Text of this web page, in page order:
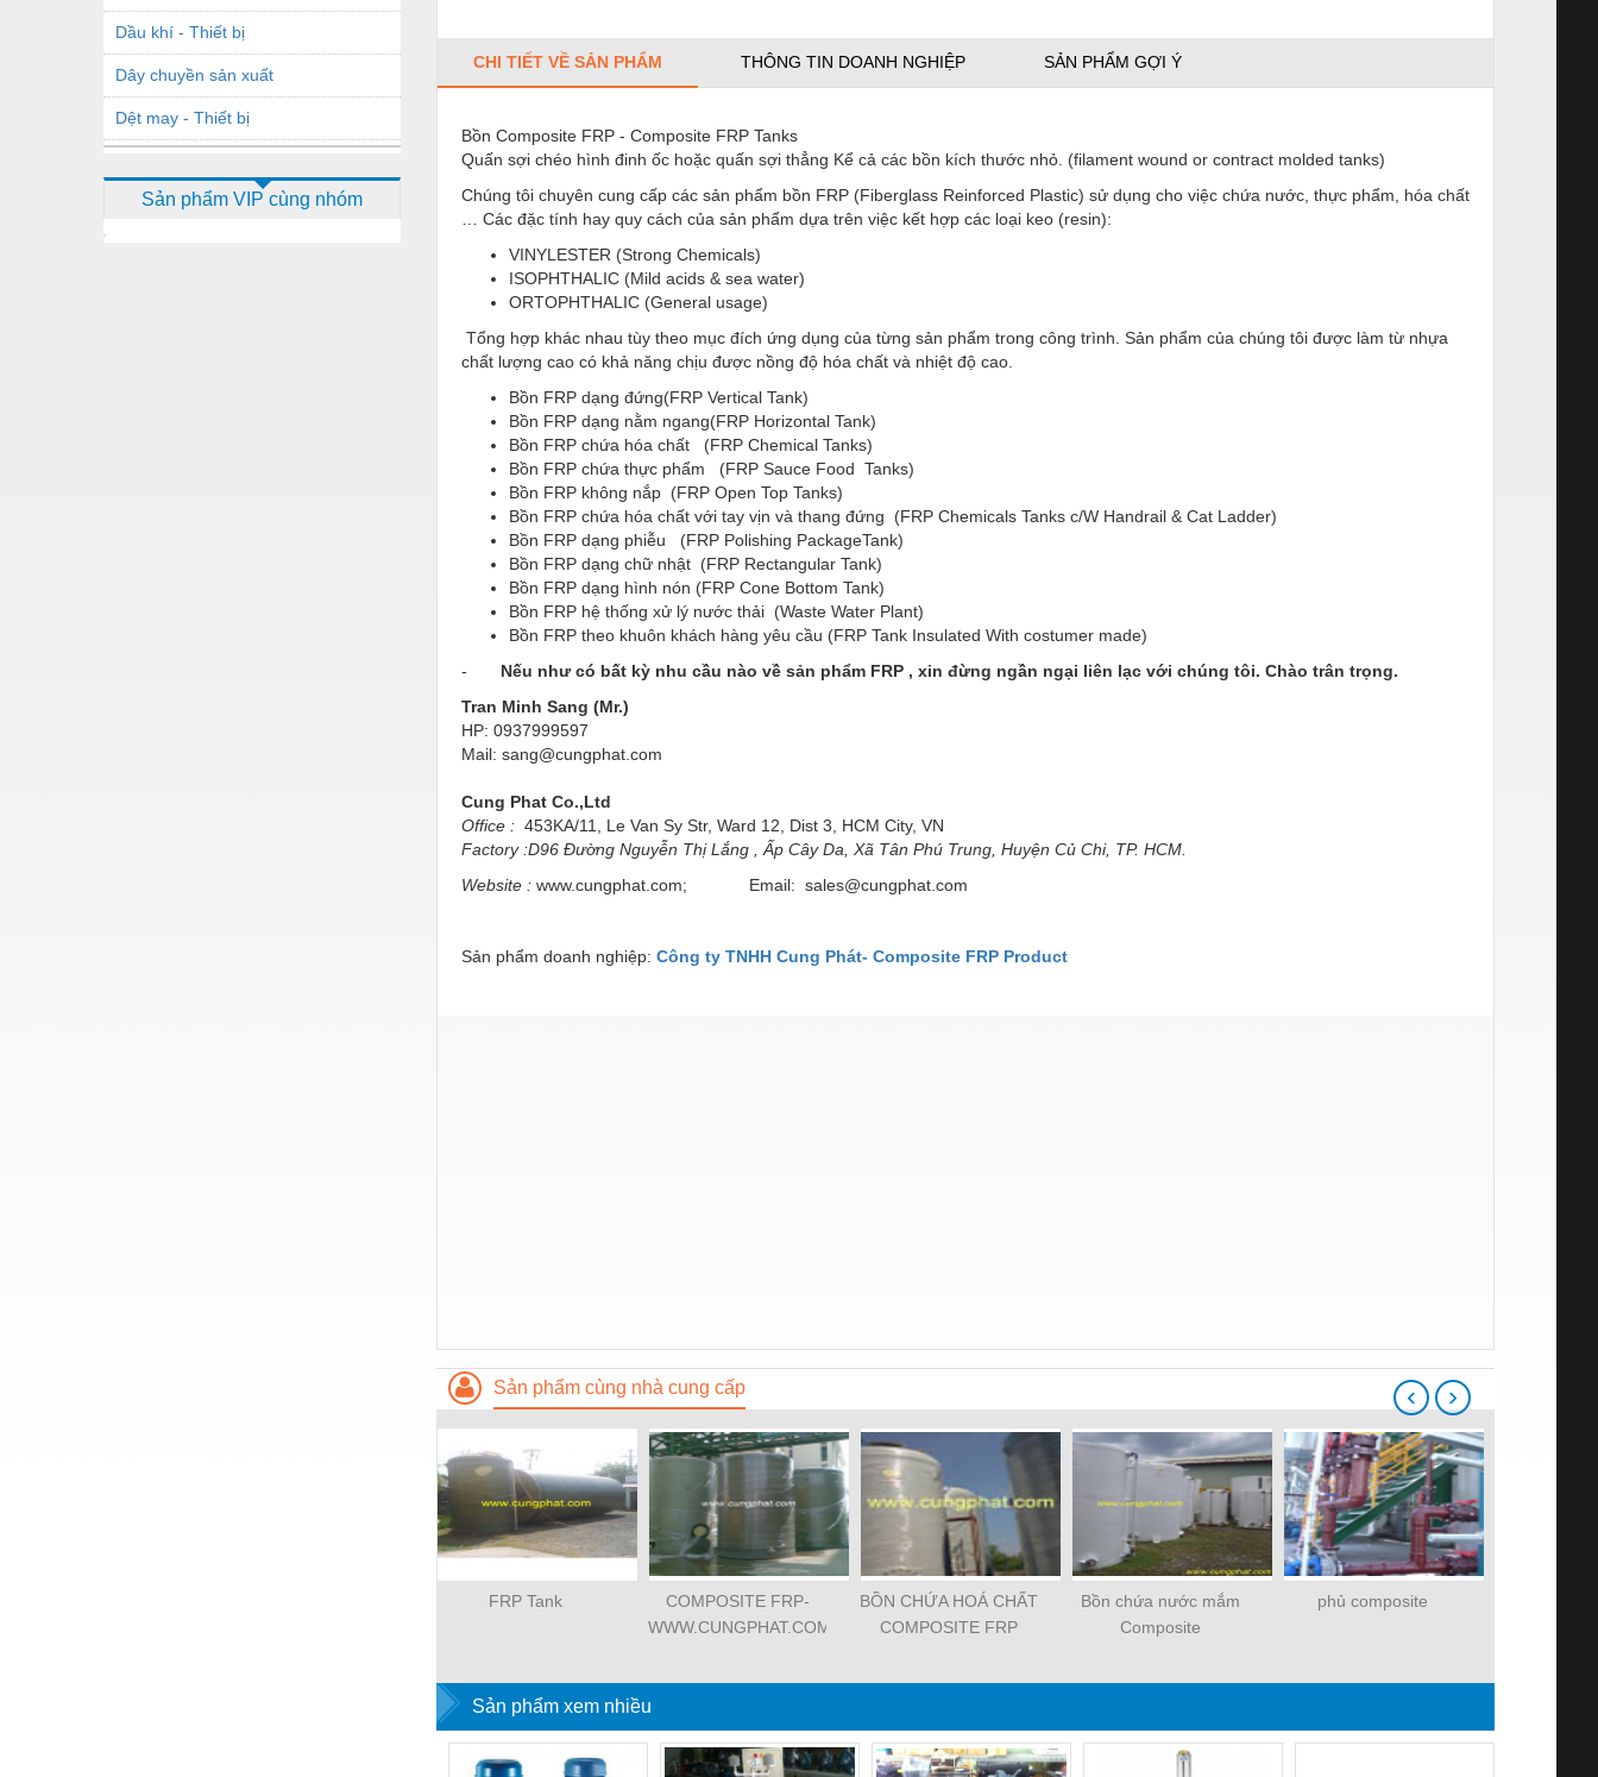
Dầu khí - Thiết bị
Dây chuyền sản xuất
Dệt may - Thiết bị
Dịch vụ - Thi công
Sản phẩm VIP cùng nhóm
CHI TIẾT VỀ SẢN PHẨM THÔNG TIN DOANH NGHIỆP SẢN PHẨM GỢI Ý
Bồn Composite FRP - Composite FRP Tanks
Quấn sợi chéo hình đinh ốc hoặc quấn sợi thẳng Kể cả các bồn kích thước nhỏ. (filament wound or contract molded tanks)
Chúng tôi chuyên cung cấp các sản phẩm bồn FRP (Fiberglass Reinforced Plastic) sử dụng cho việc chứa nước, thực phẩm, hóa chất
… Các đặc tính hay quy cách của sản phẩm dựa trên việc kết hợp các loại keo (resin):
VINYLESTER (Strong Chemicals)
ISOPHTHALIC (Mild acids & sea water)
ORTOPHTHALIC (General usage)
Tổng hợp khác nhau tùy theo mục đích ứng dụng của từng sản phẩm trong công trình. Sản phẩm của chúng tôi được làm từ nhựa
chất lượng cao có khả năng chịu được nồng độ hóa chất và nhiệt độ cao.
Bồn FRP dạng đứng(FRP Vertical Tank)
Bồn FRP dạng nằm ngang(FRP Horizontal Tank)
Bồn FRP chứa hóa chất (FRP Chemical Tanks)
Bồn FRP chứa thực phẩm (FRP Sauce Food Tanks)
Bồn FRP không nắp (FRP Open Top Tanks)
Bồn FRP chứa hóa chất với tay vịn và thang đứng (FRP Chemicals Tanks c/W Handrail & Cat Ladder)
Bồn FRP dạng phiễu (FRP Polishing PackageTank)
Bồn FRP dạng chữ nhật (FRP Rectangular Tank)
Bồn FRP dạng hình nón (FRP Cone Bottom Tank)
Bồn FRP hệ thống xử lý nước thải (Waste Water Plant)
Bồn FRP theo khuôn khách hàng yêu cầu (FRP Tank Insulated With costumer made)
-
Nếu như có bất kỳ nhu cầu nào về sản phẩm FRP , xin đừng ngần ngại liên lạc với chúng tôi. Chào trân trọng.
Tran Minh Sang (Mr.)
HP: 0937999597
Mail: sang@cungphat.com
Cung Phat Co.,Ltd
Office : 453KA/11, Le Van Sy Str, Ward 12, Dist 3, HCM City, VN
Factory :D96 Đường Nguyễn Thị Lắng , Ấp Cây Da, Xã Tân Phú Trung, Huyện Củ Chi, TP. HCM.
Website : www.cungphat.com; Email: sales@cungphat.com
Sản phẩm doanh nghiệp: Công ty TNHH Cung Phát- Composite FRP Product
Sản phẩm cùng nhà cung cấp
FRP Tank
COMPOSITE FRP-
WWW.CUNGPHAT.COM
BỒN CHỨA HOÁ CHẤT
COMPOSITE FRP
Bồn chứa nước mắm
Composite
phủ composite
‹ ›
Sản phẩm xem nhiều